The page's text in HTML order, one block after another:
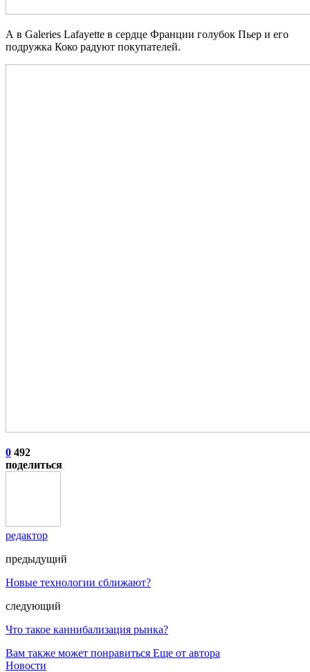
А в Galeries Lafayette в сердце Франции голубок Пьер и его
подружка Коко радуют покупателей.
0 492
поделиться
редактор
предыдущий
Новые технологии сближают?
следующий
Что такое каннибализация рынка?
Вам также может понравиться Еще от автора
Новости